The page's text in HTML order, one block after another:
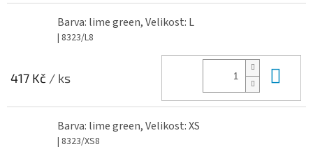
Barva: lime green, Velikost: L
| 8323/L8
417 Kč / ks
Barva: lime green, Velikost: XS
| 8323/XS8